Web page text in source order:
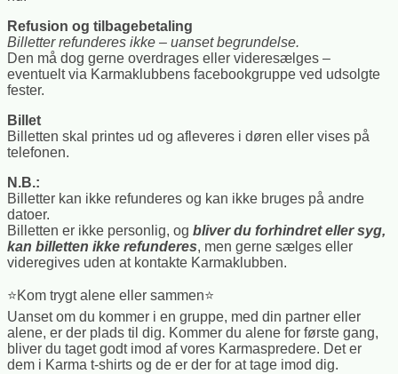
Refusion og tilbagebetaling
Billetter refunderes ikke – uanset begrundelse.
Den må dog gerne overdrages eller videresælges –
eventuelt via Karmaklubbens facebookgruppe ved udsolgte
fester.
Billet
Billetten skal printes ud og afleveres i døren eller vises på
telefonen.
N.B.:
Billetter kan ikke refunderes og kan ikke bruges på andre
datoer.
Billetten er ikke personlig, og bliver du forhindret eller syg,
kan billetten ikke refunderes, men gerne sælges eller
videregives uden at kontakte Karmaklubben.
⭐Kom trygt alene eller sammen⭐
Uanset om du kommer i en gruppe, med din partner eller
alene, er der plads til dig. Kommer du alene for første gang,
bliver du taget godt imod af vores Karmaspredere. Det er
dem i Karma t-shirts og de er der for at tage imod dig.